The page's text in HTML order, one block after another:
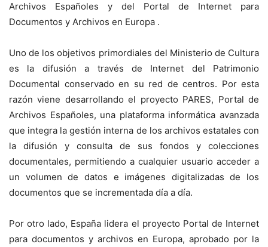
Archivos Españoles y del Portal de Internet para
Documentos y Archivos en Europa .
Uno de los objetivos primordiales del Ministerio de Cultura
es la difusión a través de Internet del Patrimonio
Documental conservado en su red de centros. Por esta
razón viene desarrollando el proyecto PARES, Portal de
Archivos Españoles, una plataforma informática avanzada
que integra la gestión interna de los archivos estatales con
la difusión y consulta de sus fondos y colecciones
documentales, permitiendo a cualquier usuario acceder a
un volumen de datos e imágenes digitalizadas de los
documentos que se incrementada día a día.
Por otro lado, España lidera el proyecto Portal de Internet
para documentos y archivos en Europa, aprobado por la